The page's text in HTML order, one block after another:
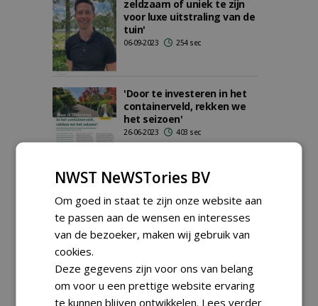
zeldzaam of uniek te zijn
voor luxe uitstraling van de
tuin'
06-09-2023 254 sec
'Door te investeren in het
containerveld, rekken we
het seizoen'
26-06-2023 403 sec
Brenda Swinkels:
Greenfluencer en eventjes
hoofdredacteur
20-10-2022 181 sec
NWST NeWSTories BV
Om goed in staat te zijn onze website aan
te passen aan de wensen en interesses
van de bezoeker, maken wij gebruik van
cookies.
Deze gegevens zijn voor ons van belang
om voor u een prettige website ervaring
te kunnen blijven ontwikkelen. Lees verder